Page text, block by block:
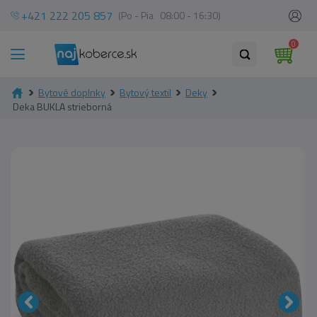
+421 222 205 857 (Po - Pia 08:00 - 16:30)
0
Bytové doplnky Bytový textil
Deky
Deka BUKLA strieborná